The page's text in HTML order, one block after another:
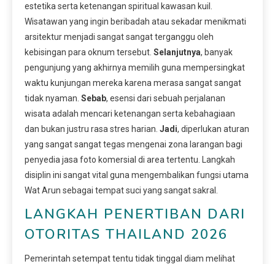
estetika serta ketenangan spiritual kawasan kuil.
Wisatawan yang ingin beribadah atau sekadar menikmati
arsitektur menjadi sangat sangat terganggu oleh
kebisingan para oknum tersebut. Selanjutnya, banyak
pengunjung yang akhirnya memilih guna mempersingkat
waktu kunjungan mereka karena merasa sangat sangat
tidak nyaman. Sebab, esensi dari sebuah perjalanan
wisata adalah mencari ketenangan serta kebahagiaan
dan bukan justru rasa stres harian. Jadi, diperlukan aturan
yang sangat sangat tegas mengenai zona larangan bagi
penyedia jasa foto komersial di area tertentu. Langkah
disiplin ini sangat vital guna mengembalikan fungsi utama
Wat Arun sebagai tempat suci yang sangat sakral.
LANGKAH PENERTIBAN DARI
OTORITAS THAILAND 2026
Pemerintah setempat tentu tidak tinggal diam melihat